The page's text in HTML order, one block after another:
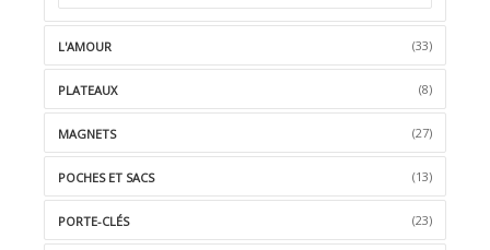
L'AMOUR (33)
PLATEAUX (8)
MAGNETS (27)
POCHES ET SACS (13)
PORTE-CLÉS (23)